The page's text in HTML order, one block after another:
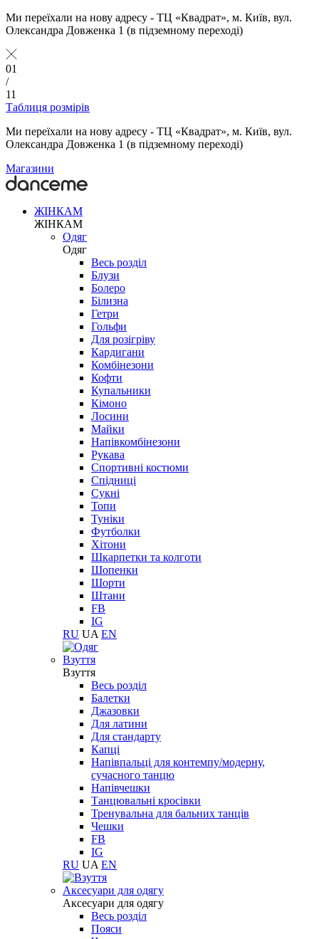
Ми переїхали на нову адресу - ТЦ «Квадрат», м. Київ, вул.
Олександра Довженка 1 (в підземному переході)
01
/
11
Таблиця розмірів
Ми переїхали на нову адресу - ТЦ «Квадрат», м. Київ, вул.
Олександра Довженка 1 (в підземному переході)
Магазини
ЖІНКАМ
ЖІНКАМ
Одяг
Одяг
Весь розділ
Блузи
Болеро
Білизна
Гетри
Гольфи
Для розігріву
Кардигани
Комбінезони
Кофти
Купальники
Кімоно
Лосини
Майки
Напівкомбінезони
Рукава
Спортивні костюми
Спідниці
Сукні
Топи
Туніки
Футболки
Хітони
Шкарпетки та колготи
Шопенки
Шорти
Штани
FB
IG
RU UA EN
Взуття
Взуття
Весь розділ
Балетки
Джазовки
Для латини
Для стандарту
Капці
Напівпальці для контемпу/модерну,
сучасного танцю
Напівчешки
Танцювальні кросівки
Тренувальна для бальних танців
Чешки
FB
IG
RU UA EN
Aксесуари для одягу
Aксесуари для одягу
Весь розділ
Пояси